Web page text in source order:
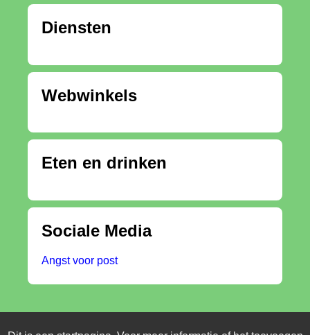
Diensten
Webwinkels
Eten en drinken
Sociale Media
Angst voor post